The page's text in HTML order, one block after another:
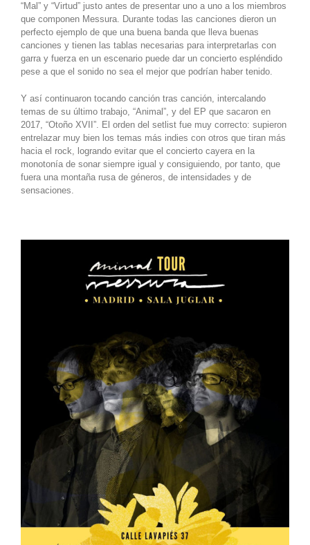
“Mal” y “Virtud” justo antes de presentar uno a uno a los miembros
que componen Messura. Durante todas las canciones dieron un
perfecto ejemplo de que una buena banda que lleva buenas
canciones y tienen las tablas necesarias para interpretarlas con
garra y fuerza en un escenario puede dar un concierto espléndido
pese a que el sonido no sea el mejor que podrían haber tenido.
Y así continuaron tocando canción tras canción, intercalando
temas de su último trabajo, “Animal”, y del EP que sacaron en
2017, “Otoño XVII”. El orden del setlist fue muy correcto: supieron
entrelazar muy bien los temas más indies con otros que tiran más
hacia el rock, logrando evitar que el concierto cayera en la
monotonía de sonar siempre igual y consiguiendo, por tanto, que
fuera una montaña rusa de géneros, de intensidades y de
sensaciones.